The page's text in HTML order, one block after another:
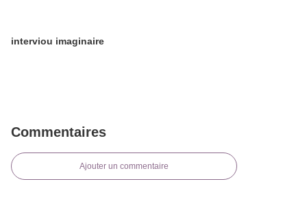
interviou imaginaire
Commentaires
Ajouter un commentaire